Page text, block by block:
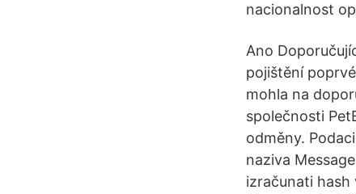
nacionalnost
Ano
pojištění
mohla na
společnosti
odměny.
naziva
izračunati hash